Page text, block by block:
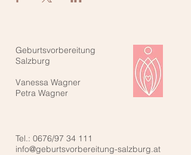
Geburtsvorbereitung
Salzburg
Vanessa Wagner
Petra Wagner
Tel.: 0676/97 34 111
info@geburtsvorbereitung-salzburg.at